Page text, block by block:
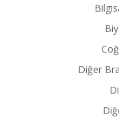
Diğer